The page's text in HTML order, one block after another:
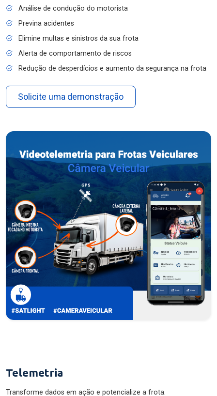
Análise de condução do motorista
Previna acidentes
Elimine multas e sinistros da sua frota
Alerta de comportamento de riscos
Redução de desperdícios e aumento da segurança na frota
Solicite uma demonstração
Telemetria
Transforme dados em ação e potencialize a frota.